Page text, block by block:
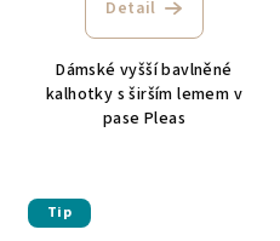
Detail
Dámské vyšší bavlněné
kalhotky s širším lemem v
pase Pleas
Tip